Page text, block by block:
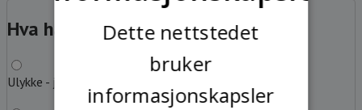
Hva har du kjørt på??
Ulykke - jeg har kjørt på løs gjenstand eller hinder
Dette nettstedet
bruker
informasjonskapsler